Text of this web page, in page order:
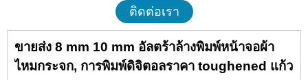
ติดต่อเรา
ขายส่ง 8 mm 10 mm อัลตร้าล้างพิมพ์หน้าจอผ้า
ไหมกระจก, การพิมพ์ดิจิตอลราคา toughened แก้ว